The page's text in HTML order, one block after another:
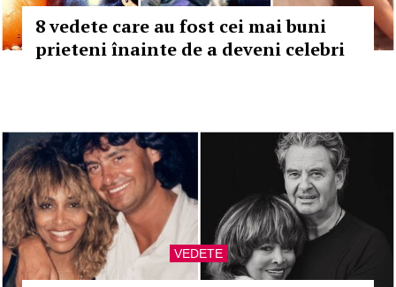
8 vedete care au fost cei mai buni
prieteni înainte de a deveni celebri
VEDETE